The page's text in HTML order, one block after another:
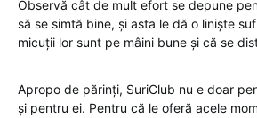
Observă cât de mult efort se depune
să se simtă bine, și asta le dă o liniște
micuții lor sunt pe mâini bune și că se
Apropo de părinți, SuriClub nu e doar
și pentru ei. Pentru că le oferă acele